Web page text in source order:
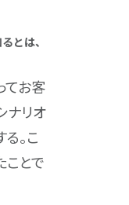
とは、
てお客
ナリオ
。こ
ことで